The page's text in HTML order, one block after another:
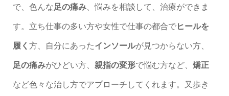
で、色んな足の痛み、悩みを相談して、治療ができま
す。立ち仕事の多い方や女性で仕事の都合でヒールを
履く 方、自分にあったインソールが見つからない方、
足の痛みがひどい方、 親指の変形で悩む方など、 矯正
など色々な治し方でアプローチしてくれます。又歩き